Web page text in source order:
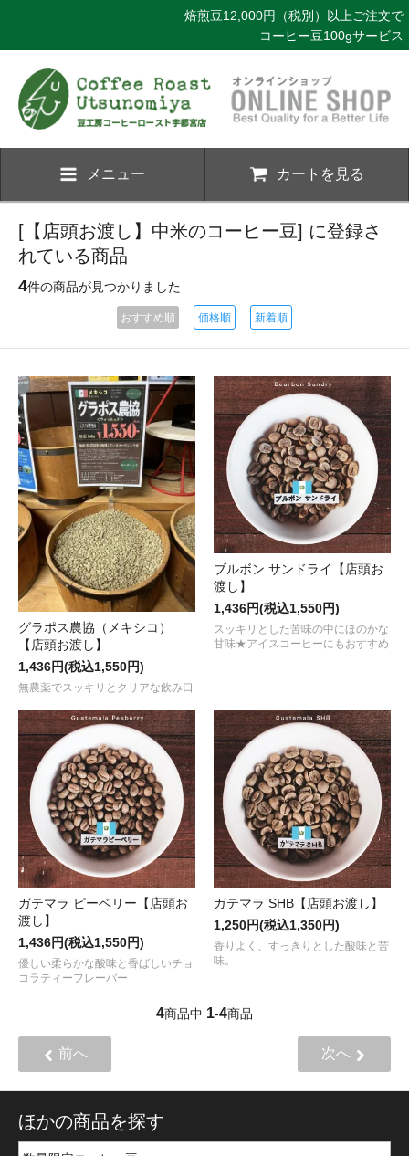
焙煎豆12,000円（税別）以上ご注文で
コーヒー豆100gサービス
メニュー カートを見る
[【店頭お渡し】中米のコーヒー豆] に登録さ
れている商品
4件の商品が見つかりました
おすすめ順 価格順 新着順
グラポス農協（メキシコ）
【店頭お渡し】
1,436円(税込1,550円)
無農薬でスッキリとクリアな飲み口
ブルボン サンドライ【店頭お
渡し】
1,436円(税込1,550円)
スッキリとした苦味の中にほのかな
甘味★アイスコーヒーにもおすすめ
ガテマラ ピーベリー【店頭お
渡し】
1,436円(税込1,550円)
優しい柔らかな酸味と香ばしいチョ
コラティーフレーバー
ガテマラ SHB【店頭お渡し】
1,250円(税込1,350円)
香りよく、すっきりとした酸味と苦
味。
4商品中 1-4商品
前へ 次へ
ほかの商品を探す